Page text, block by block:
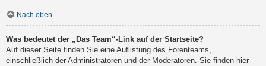
Nach oben
Was bedeutet der „Das Team“-Link auf der Startseite?
Auf dieser Seite finden Sie eine Auflistung des Forenteams,
einschließlich der Administratoren und der Moderatoren. Sie finden hier